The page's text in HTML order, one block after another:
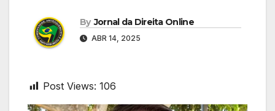
By Jornal da Direita Online
ABR 14, 2025
Post Views: 106